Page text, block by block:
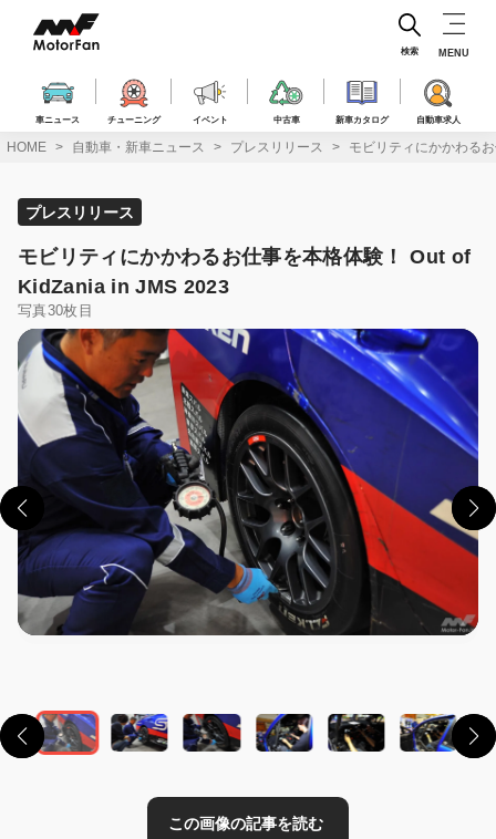
ス
車ニュース チューニング イベント 中古車 新車カタログ 自動車求人
検索 MENU
HOME 自動車・新車ニュース プレスリリース モビリティにかかわる
プレスリリース
モビリティにかかわるお仕事を本格体験！ Out of
KidZania in JMS 2023
写真30枚目